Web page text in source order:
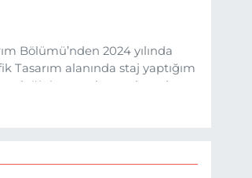
Bölümü’nden 2024 yılında
Tasarım alanında staj yaptığım
temel unsurlarından
adım attım.